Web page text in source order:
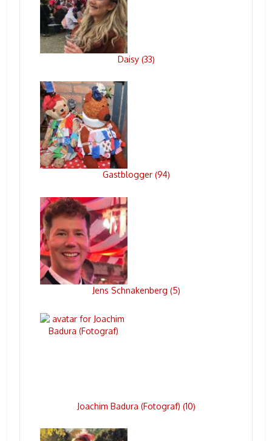
Daisy (33)
Gastblogger (94)
Jens Schnakenberg (5)
Joachim Badura (Fotograf) (10)